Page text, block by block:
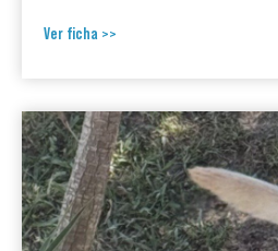
Ver ficha >>